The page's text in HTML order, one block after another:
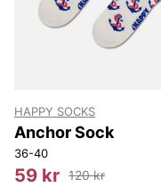
HAPPY SOCKS
Anchor Sock
36-40
59 kr 120 kr